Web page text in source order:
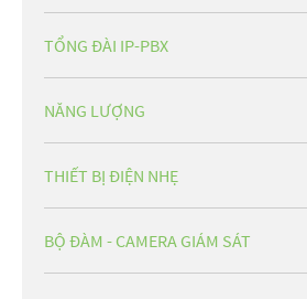
TỔNG ĐÀI IP-PBX
NĂNG LƯỢNG
THIẾT BỊ ĐIỆN NHẸ
BỘ ĐÀM - CAMERA GIÁM SÁT